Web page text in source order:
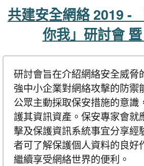
共建安全網絡 2019 -
你我」研討會
研討會旨在介紹網絡安全威脅
強中小企業對網絡攻擊的防禦
公眾主動採取保安措施的意識
護其資訊資產。保安專家會就
擊及保護資訊系統事宜分享經
者可了解保護個人資料的良好
繼續享受網絡世界的便利。